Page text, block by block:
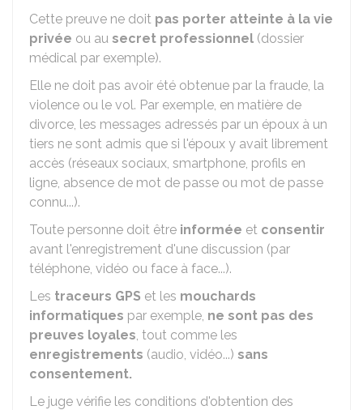
Cette preuve ne doit pas porter atteinte à la vie
privée ou au secret professionnel (dossier
médical par exemple).
Elle ne doit pas avoir été obtenue par la fraude, la
violence ou le vol. Par exemple, en matière de
divorce, les messages adressés par un époux à un
tiers ne sont admis que si l'époux y avait librement
accès (réseaux sociaux, smartphone, profils en
ligne, absence de mot de passe ou mot de passe
connu...).
Toute personne doit être informée et consentir
avant l'enregistrement d'une discussion (par
téléphone, vidéo ou face à face...).
Les traceurs GPS et les mouchards
informatiques par exemple, ne sont pas des
preuves loyales, tout comme les
enregistrements (audio, vidéo...) sans
consentement.
Le juge vérifie les conditions d'obtention des